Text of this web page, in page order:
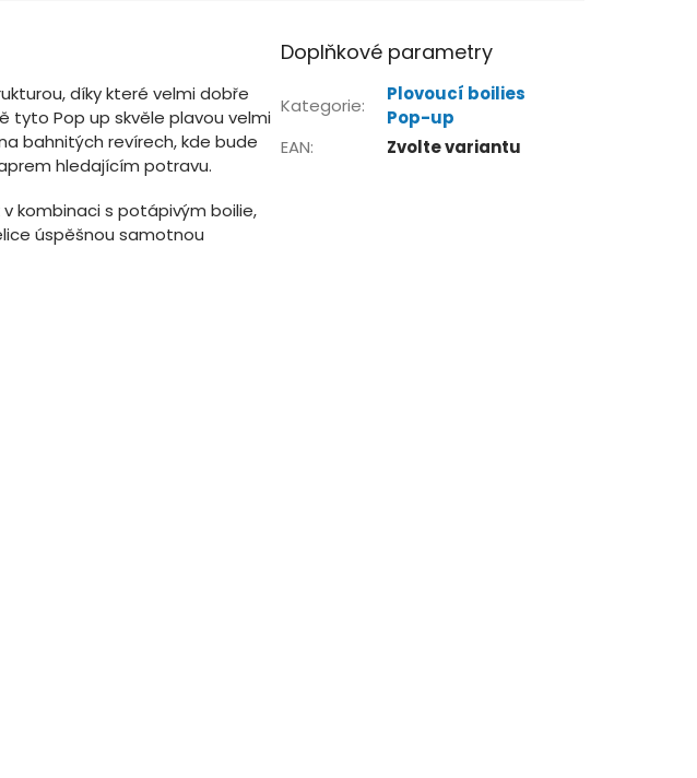
díky které velmi dobře
tyto Pop up skvěle plavou velmi
bahnitých revírech, kde bude
hledajícím potravu.
kombinaci s potápivým boilie,
úspěšnou samotnou
Doplňkové parametry
Kategorie:
Plovoucí boilies
Pop-up
EAN: Zvolte variantu